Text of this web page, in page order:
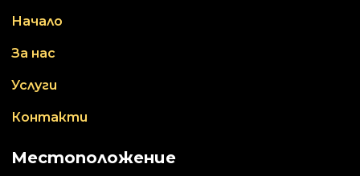
Начало
За нас
Услуги
Контакти
Местоположение